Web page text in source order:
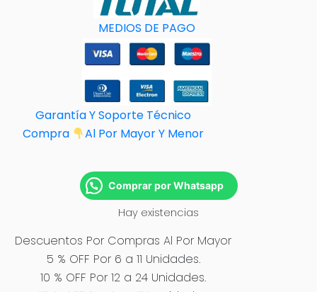
MEDIOS DE PAGO
Garantía Y Soporte Técnico
Compra
Al Por Mayor Y Menor
Comprar por Whatsapp
Hay existencias
Descuentos Por Compras Al Por Mayor
5 % OFF Por 6 a 11 Unidades.
10 % OFF Por 12 a 24 Unidades.